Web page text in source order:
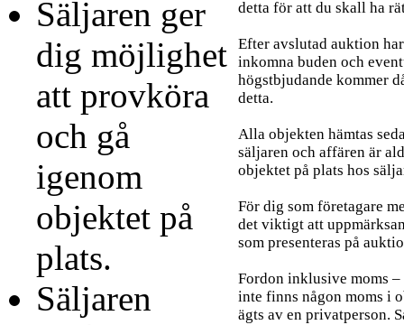
Säljaren ger
dig möjlighet
att provköra
och gå
igenom
objektet på
plats.
Säljaren
detta för att du skall ha
Efter avslutad auktion
inkomna buden och
högstbjudande kommer
detta.
Alla objekten hämtas
säljaren och affären är
objektet på plats hos
För dig som företagare
det viktigt att
som presenteras på
Fordon inklusive moms
inte finns någon moms i
ägts av en privatperson.